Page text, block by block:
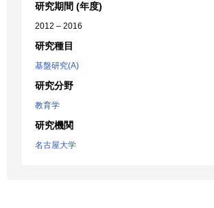
研究期間 (年度)
2012 – 2016
研究種目
基盤研究(A)
研究分野
教育学
研究機関
名古屋大学